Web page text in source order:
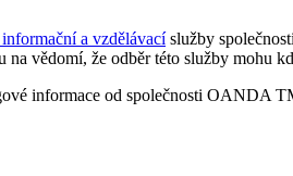
a vzdělávacíslužby
vědomí, že odběr této služby mohu
informace od společnosti OANDA